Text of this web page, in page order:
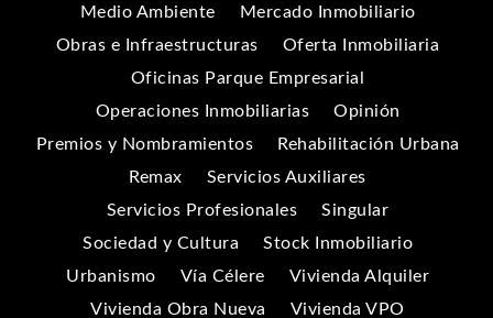
Medio Ambiente
Mercado Inmobiliario
Obras e Infraestructuras
Oferta Inmobiliaria
Oficinas Parque Empresarial
Operaciones Inmobiliarias
Opinión
Premios y Nombramientos
Rehabilitación Urbana
Remax
Servicios Auxiliares
Servicios Profesionales
Singular
Sociedad y Cultura
Stock Inmobiliario
Urbanismo
Vía Célere
Vivienda Alquiler
Vivienda Obra Nueva
Vivienda VPO